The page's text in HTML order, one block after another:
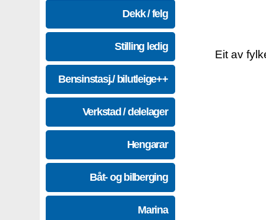
Dekk / felg
Stilling ledig
Bensinstasj./ bilutleige++
Verkstad / delelager
Hengarar
Båt- og bilberging
Marina
Eit av